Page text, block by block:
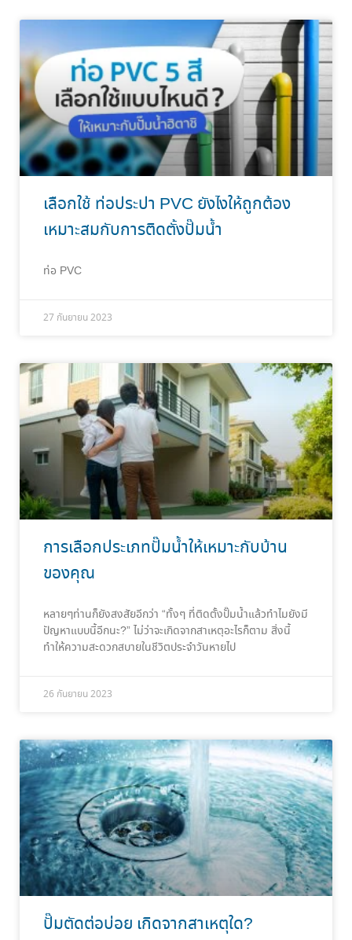
เลือกใช้ ท่อประปา PVC ยังไงให้ถูกต้อง
เหมาะสมกับการติดตั้งปั๊มน้ำ
ท่อ PVC
27 กันยายน 2023
การเลือกประเภทปั๊มน้ำให้เหมาะกับบ้าน
ของคุณ
หลายๆท่านก็ยังสงสัยอีกว่า “ทั้งๆ ที่ติดตั้งปั๊มน้ำแล้วทำไมยังมี
ปัญหาแบบนี้อีกนะ?” ไม่ว่าจะเกิดจากสาเหตุอะไรก็ตาม สิ่งนี้
ทำให้ความสะดวกสบายในชีวิตประจำวันหายไป
26 กันยายน 2023
ปั๊มตัดต่อบ่อย เกิดจากสาเหตุใด?